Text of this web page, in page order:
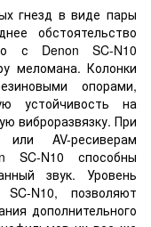
гнезд в виде пары
обстоятельство
с Denon SC-N10
меломана. Колонки
опорами,
устойчивость на
виброразвязку. При
AV-ресиверам
SC-N10 способны
звук. Уровень
N10, позволяют
дополнительного